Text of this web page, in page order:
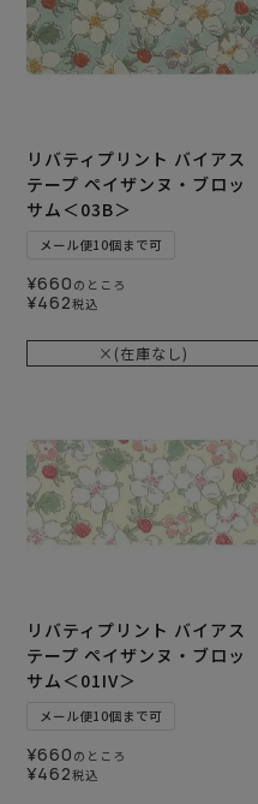
リバティプリント バイアス
テープ ペイザンヌ・ブロッ
サム＜03B＞
メール便10個まで可
¥660 のところ
¥462税込
×(在庫なし)
リバティプリント バイアス
テープ ペイザンヌ・ブロッ
サム＜01IV＞
メール便10個まで可
¥660 のところ
¥462税込